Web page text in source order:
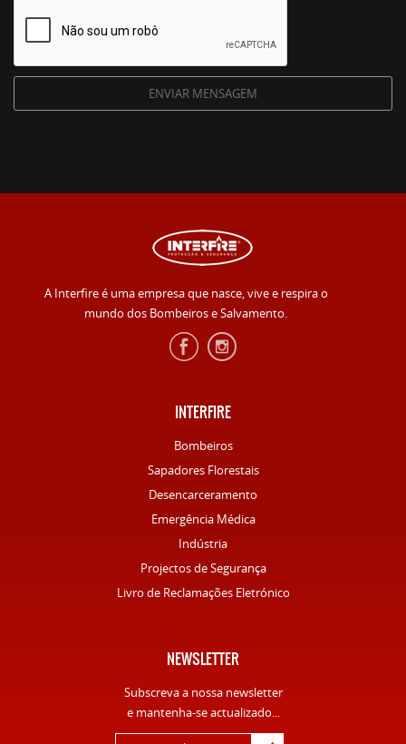
A Interfire é uma empresa que nasce, vive e respira o
mundo dos Bombeiros e Salvamento.
INTERFIRE
Bombeiros
Sapadores Florestais
Desencarceramento
Emergência Médica
Indústria
Projectos de Segurança
Livro de Reclamações Eletrónico
NEWSLETTER
Subscreva a nossa newsletter
e mantenha-se actualizado...